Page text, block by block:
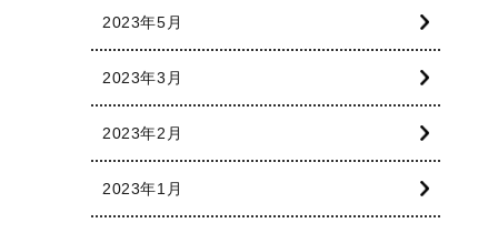
2023年5月
2023年3月
2023年2月
2023年1月